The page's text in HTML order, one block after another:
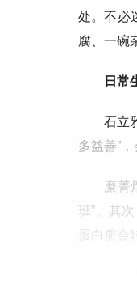
处。不必
腐、一碗
日常
石立
多益善”
糜菁
班”。其
蛋白质会